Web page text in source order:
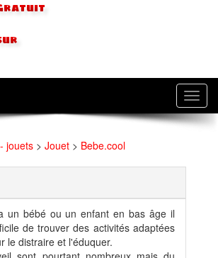
jouets > Jouet > Bebe.cool
un bébé ou un enfant en bas âge il
de trouver des activités adaptées
le distraire et l'éduquer.